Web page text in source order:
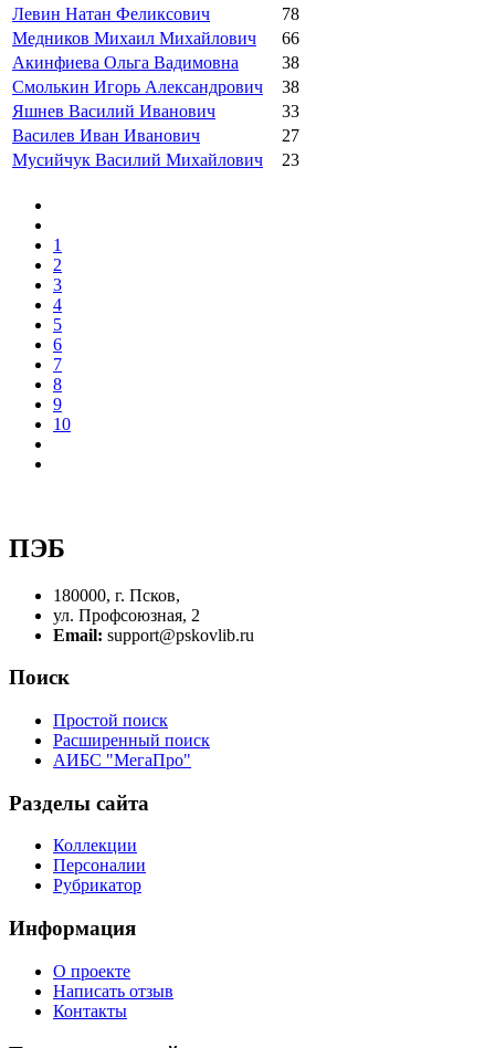
Левин Натан Феликсович
78
Медников Михаил Михайлович
66
Акинфиева Ольга Вадимовна
38
Смолькин Игорь Александрович
38
Яшнев Василий Иванович
33
Василев Иван Иванович
27
Мусийчук Василий Михайлович
23
1
2
3
4
5
6
7
8
9
10
ПЭБ
180000, г. Псков,
ул. Профсоюзная, 2
Email: support@pskovlib.ru
Поиск
Простой поиск
Расширенный поиск
АИБС "МегаПро"
Разделы сайта
Коллекции
Персоналии
Рубрикатор
Информация
О проекте
Написать отзыв
Контакты